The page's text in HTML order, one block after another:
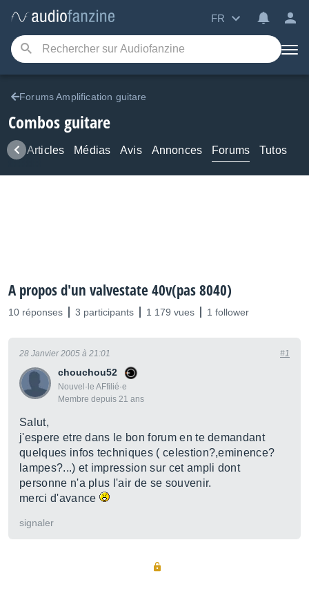
FR
Forums Amplification guitare
Combos guitare
Articles Médias Avis Annonces Forums Tutos
A propos d'un valvestate 40v(pas 8040)
10 réponses 3 participants 1 179 vues 1 follower
chouchou52
Nouvel·le AFfilié·e
Membre depuis 21 ans
28 Janvier 2005 à 21:01 #1
Salut,
j'espere etre dans le bon forum en te demandant
quelques infos techniques ( celestion?,eminence?
lampes?...) et impression sur cet ampli dont
personne n'a plus l'air de se souvenir.
merci d'avance
signaler